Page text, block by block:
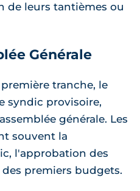
de leurs tantièmes ou
Générale
tranche, le
syndic provisoire,
générale. Les
souvent la
l'approbation des
premiers budgets.